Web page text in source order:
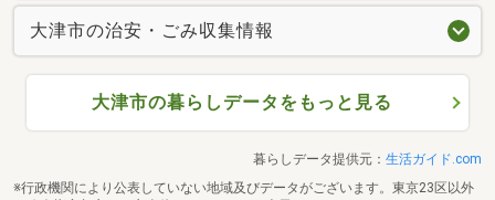
大津市の治安・ごみ収集情報
大津市の暮らしデータをもっと見る
暮らしデータ提供元： 生活ガイド.com
※行政機関により公表していない地域及びデータがございます。東京23区以外